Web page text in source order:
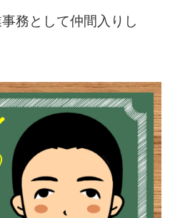
務として仲間入りし